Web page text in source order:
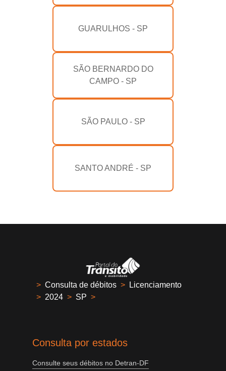
GUARULHOS - SP
SÃO BERNARDO DO
CAMPO - SP
SÃO PAULO - SP
SANTO ANDRÉ - SP
> Consulta de débitos >
Licenciamento
> 2024 > SP >
Consulta por estados
Consulte seus débitos no Detran-DF